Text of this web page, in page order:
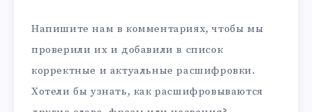
Напишите нам в комментариях, чтобы мы
проверили их и добавили в список
корректные и актуальные расшифровки.
Хотели бы узнать, как расшифровываются